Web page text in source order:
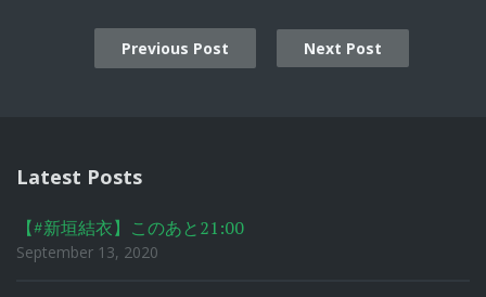
Previous Post Next Post
Latest Posts
【#新垣結衣】このあと21:00
September 13, 2020